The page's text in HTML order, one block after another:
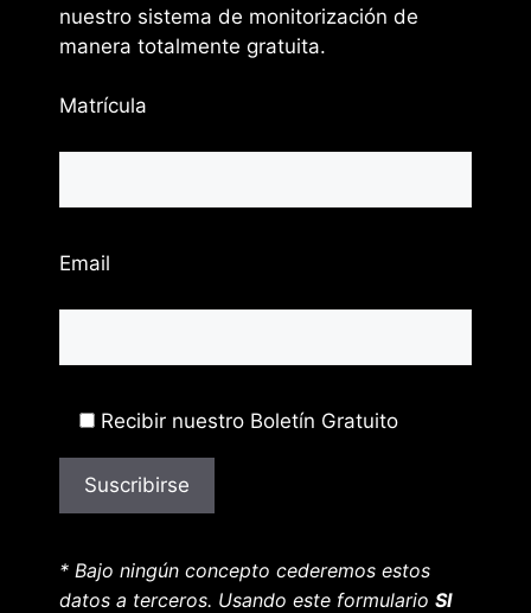
nuestro sistema de monitorización de
manera totalmente gratuita.
Matrícula
Email
Recibir nuestro Boletín Gratuito
* Bajo ningún concepto cederemos estos
datos a terceros. Usando este formulario SI